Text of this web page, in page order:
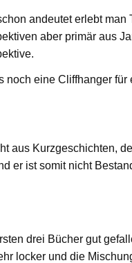
andeutet erlebt man
aber primär aus
noch eine Cliffhanger für
aus Kurzgeschichten,
er ist somit nicht
drei Bücher gut
locker und die